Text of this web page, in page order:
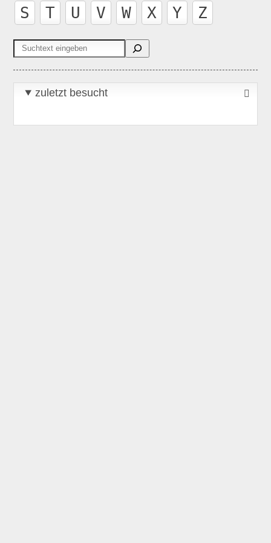
S
T U V W X Y Z
Suchen
zuletzt besucht